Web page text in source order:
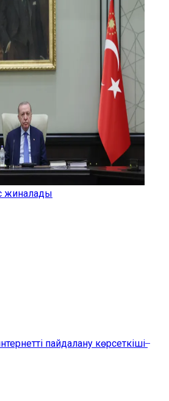
жиналады
пайдалану көрсеткіші